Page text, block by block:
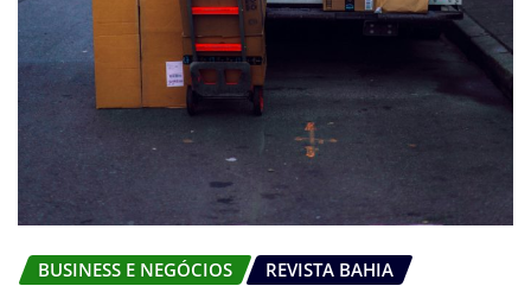
BUSINESS E NEGÓCIOS REVISTA BAHIA